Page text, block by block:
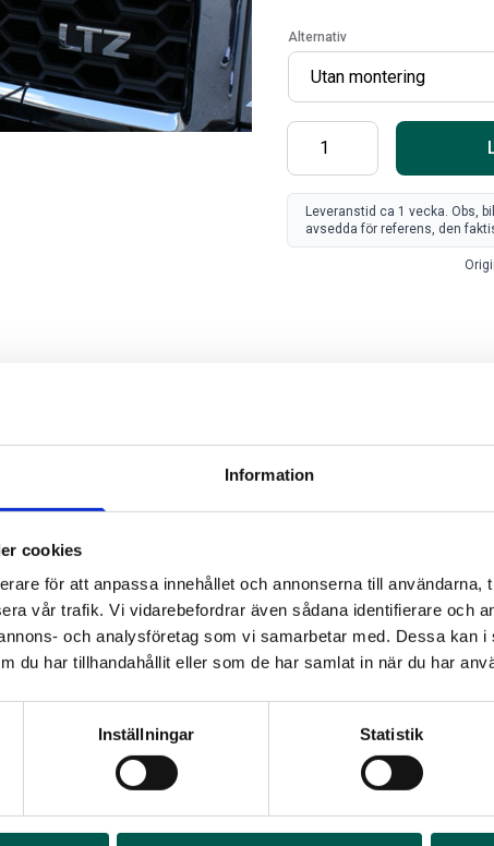
Information
cookies
för att anpassa innehållet och annonserna till användarna,
vår trafik. Vi vidarebefordrar även sådana identifierare och
och analysföretag som vi samarbetar med. Dessa kan
du har tillhandahållit eller som de har samlat in när du har
Inställningar Statistik
Alternativ
Leveranstid ca 1 vecka. Obs,
avsedda för referens, den
SEPARAT BRYTARE EXTRALJUS
4 546kr
LED-RAMP
4 564kr